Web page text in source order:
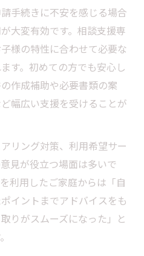
手続きに不安を感じる場合
大変有効です。相談支援専
様の特性に合わせて必要な
す。初めての方でも安心し
作成補助や必要書類の案
幅広い支援を受けることが
リング対策、利用希望サー
見が役立つ場面は多いで
利用したご家庭からは「自
イントまでアドバイスをも
りがスムーズになった」と